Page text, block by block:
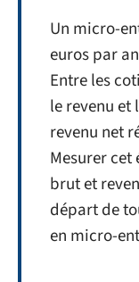
Un micro-
euros par
Entre les
le revenu
revenu net
Mesurer
brut et
départ de
en micro-